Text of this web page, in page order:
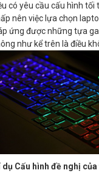
có yêu cầu cấu hình tối
nên việc lựa chọn
ứng được những tựa
như kể trên là điều
dụ Cấu hình đề nghị